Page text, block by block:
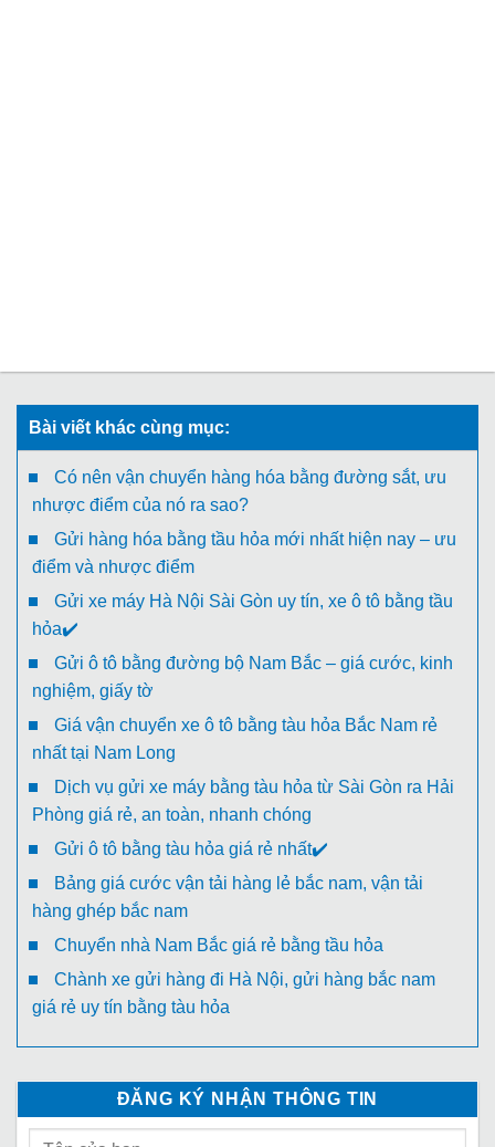
Bài viết khác cùng mục:
Có nên vận chuyển hàng hóa bằng đường sắt, ưu
nhược điểm của nó ra sao?
Gửi hàng hóa bằng tầu hỏa mới nhất hiện nay – ưu
điểm và nhược điểm
Gửi xe máy Hà Nội Sài Gòn uy tín, xe ô tô bằng tầu
hỏa✔️
Gửi ô tô bằng đường bộ Nam Bắc – giá cước, kinh
nghiệm, giấy tờ
Giá vận chuyển xe ô tô bằng tàu hỏa Bắc Nam rẻ
nhất tại Nam Long
Dịch vụ gửi xe máy bằng tàu hỏa từ Sài Gòn ra Hải
Phòng giá rẻ, an toàn, nhanh chóng
Gửi ô tô bằng tàu hỏa giá rẻ nhất✔️
Bảng giá cước vận tải hàng lẻ bắc nam, vận tải
hàng ghép bắc nam
Chuyển nhà Nam Bắc giá rẻ bằng tầu hỏa
Chành xe gửi hàng đi Hà Nội, gửi hàng bắc nam
giá rẻ uy tín bằng tàu hỏa
ĐĂNG KÝ NHẬN THÔNG TIN